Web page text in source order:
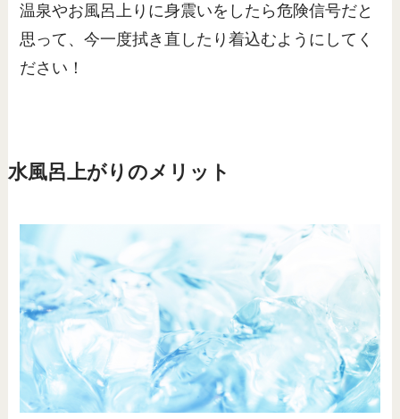
温泉やお風呂上りに身震いをしたら危険信号だと
思って、今一度拭き直したり着込むようにしてく
ださい！
水風呂上がりのメリット